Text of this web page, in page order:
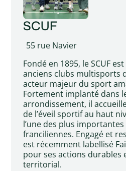
SCUF
55 rue Navier
Fondé en 1895, le SCUF
anciens clubs multisports
acteur majeur du sport
Fortement implanté dans
arrondissement, il
de l’éveil sportif au haut
l’une des plus
franciliennes. Engagé et
est récemment labellisé
pour ses actions durables
territorial.